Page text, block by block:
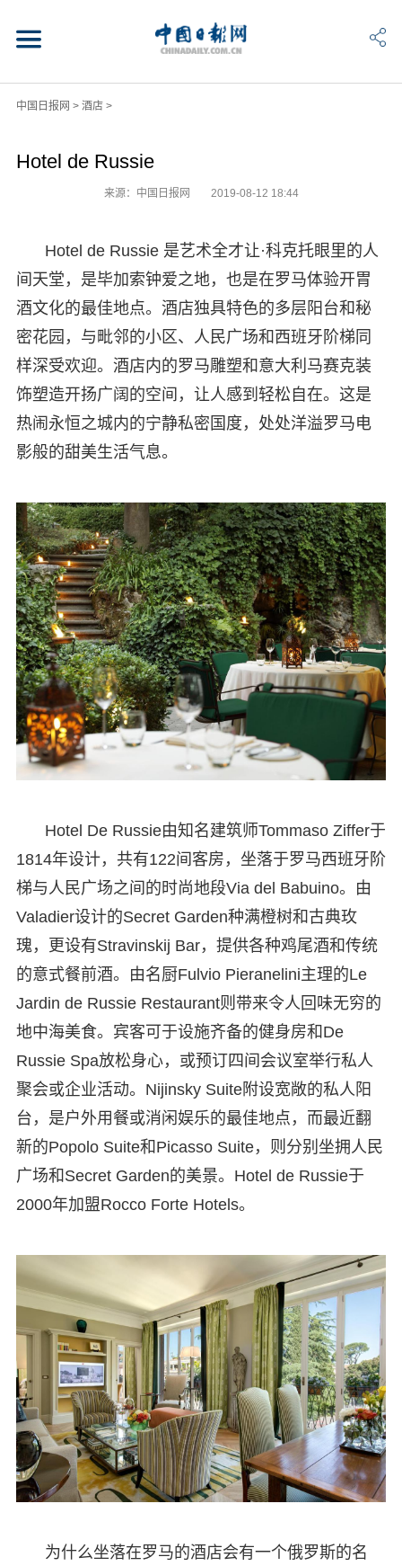
中国日报网 > 酒店>
Hotel de Russie
来源：中国日报网 2019-08-12 18:44
Hotel de Russie 是艺术全才让·科克托眼里的人
间天堂，是毕加索钟爱之地，也是在罗马体验开胃
酒文化的最佳地点。酒店独具特色的多层阳台和秘
密花园，与毗邻的小区、人民广场和西班牙阶梯同
样深受欢迎。酒店内的罗马雕塑和意大利马赛克装
饰塑造开扬广阔的空间，让人感到轻松自在。这是
热闹永恒之城内的宁静私密国度，处处洋溢罗马电
影般的甜美生活气息。
Hotel De Russie由知名建筑师Tommaso Ziffer于
1814年设计，共有122间客房，坐落于罗马西班牙阶
梯与人民广场之间的时尚地段Via del Babuino。由
Valadier设计的Secret Garden种满橙树和古典玫
瑰，更设有Stravinskij Bar，提供各种鸡尾酒和传统
的意式餐前酒。由名厨Fulvio Pieranelini主理的Le
Jardin de Russie Restaurant则带来令人回味无穷的
地中海美食。宾客可于设施齐备的健身房和De
Russie Spa放松身心，或预订四间会议室举行私人
聚会或企业活动。Nijinsky Suite附设宽敞的私人阳
台，是户外用餐或消闲娱乐的最佳地点，而最近翻
新的Popolo Suite和Picasso Suite，则分别坐拥人民
广场和Secret Garden的美景。Hotel de Russie于
2000年加盟Rocco Forte Hotels。
为什么坐落在罗马的酒店会有一个俄罗斯的名